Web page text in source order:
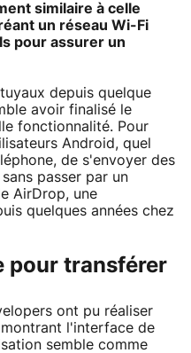
similaire à celle
un réseau Wi-Fi
pour assurer un
depuis quelque
avoir finalisé le
fonctionnalité. Pour
Android, quel
de s'envoyer des
passer par un
AirDrop, une
quelques années chez
pour transférer
ont pu réaliser
l'interface de
semble comme